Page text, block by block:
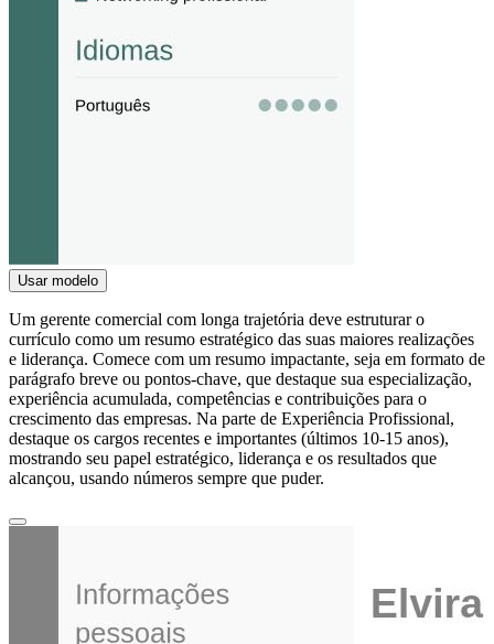
Usar modelo
Um gerente comercial com longa trajetória deve estruturar o
currículo como um resumo estratégico das suas maiores realizações
e liderança. Comece com um resumo impactante, seja em formato de
parágrafo breve ou pontos-chave, que destaque sua especialização,
experiência acumulada, competências e contribuições para o
crescimento das empresas. Na parte de Experiência Profissional,
destaque os cargos recentes e importantes (últimos 10-15 anos),
mostrando seu papel estratégico, liderança e os resultados que
alcançou, usando números sempre que puder.